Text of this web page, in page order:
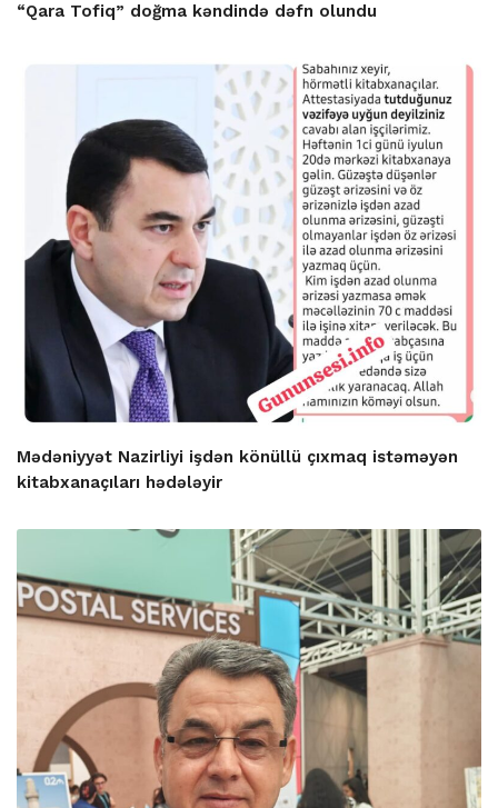
“Qara Tofiq” doğma kəndində dəfn olundu
Mədəniyyət Nazirliyi işdən könüllü çıxmaq istəməyən
kitabxanaçıları hədələyir